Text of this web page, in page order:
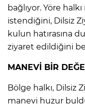
bağlıyor. Yöre
istendiğini, Dilsiz
kulun hatırasına
ziyaret edildiğini
MANEVİ BİR
Bölge halkı, Dilsiz
manevi huzur